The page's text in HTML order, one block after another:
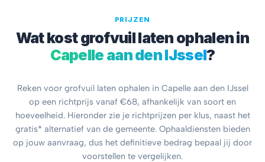
PRIJZEN
Wat kost grofvuil laten ophalen in
Capelle aan den IJssel?
Reken voor grofvuil laten ophalen in Capelle aan den IJssel
op een richtprijs vanaf €68, afhankelijk van soort en
hoeveelheid. Hieronder zie je richtprijzen per klus, naast het
gratis* alternatief van de gemeente. Ophaaldiensten bieden
op jouw aanvraag, dus het definitieve bedrag bepaal jij door
voorstellen te vergelijken.